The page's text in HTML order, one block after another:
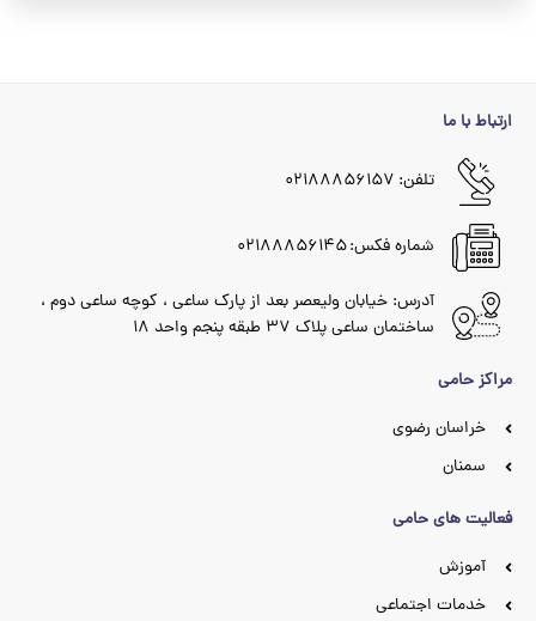
ارتباط با ما
تلفن: ۰۲۱۸۸۸۵۶۱۵۷
شماره فکس: ۰۲۱۸۸۸۵۶۱۴۵
آدرس: خیابان ولیعصر بعد از پارک ساعی ، کوچه ساعی دوم ،
ساختمان ساعی پلاک ۳۷ طبقه پنجم واحد ۱۸
مراکز حامی
خراسان رضوی
سمنان
فعالیت های حامی
آموزش
خدمات اجتماعی